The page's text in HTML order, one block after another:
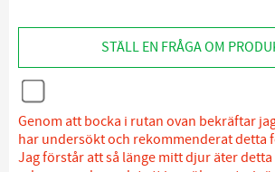
STÄLL EN FRÅGA OM
Genom att bocka i rutan ovan bekräftar
har undersökt och rekommenderat detta
Jag förstår att så länge mitt djur äter